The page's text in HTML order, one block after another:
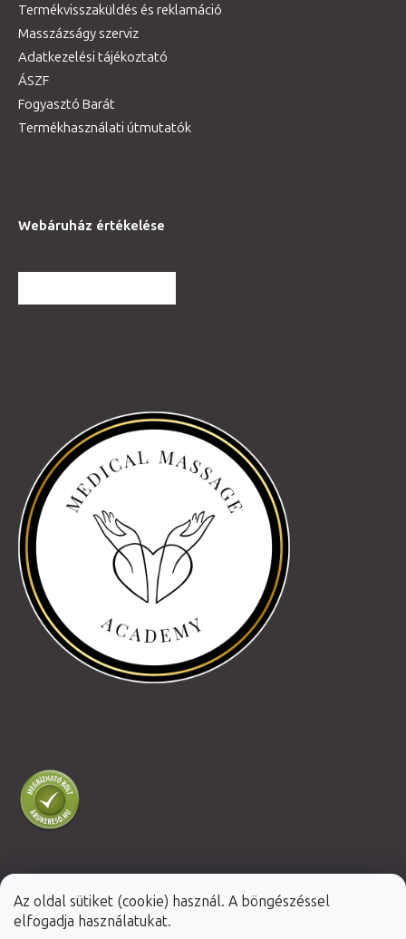
Az oldal sütiket (cookie) használ. A böngészéssel
elfogadja használatukat.
Termékvisszaküldés és reklamáció
Masszázságy szerviz
Adatkezelési tájékoztató
ÁSZF
Fogyasztó Barát
Termékhasználati útmutatók
Webáruház értékelése
Shoptet Premium készítette